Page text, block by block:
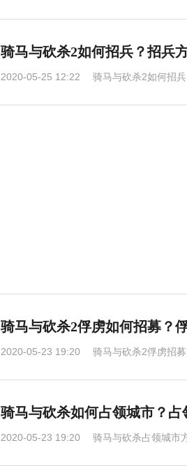
骑马与砍杀2如何招兵？招兵
2020-05-25 12:22 骑马与砍杀2如何招
骑马与砍杀2俘虏如何招募？
2020-05-23 19:20 骑马与砍杀2俘虏招
骑马与砍杀如何占领城市？占
2020-05-23 19:20 骑马与砍杀占领城市